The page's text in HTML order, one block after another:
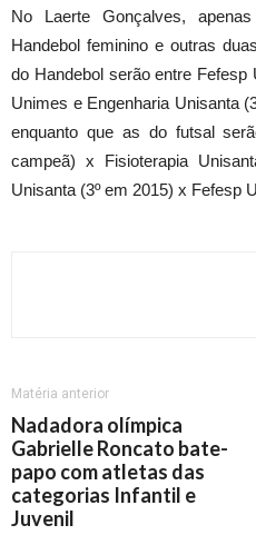
No Laerte Gonçalves,
Handebol feminino e outras
do Handebol serão entre
Unimes e Engenharia Unisanta
enquanto que as do futsal
campeã) x Fisioterapia
Unisanta (3º em 2015) x Fefesp
Matéria anterior
Nadadora olímpica
Gabrielle Roncato bate-
papo com atletas das
categorias Infantil e
Juvenil